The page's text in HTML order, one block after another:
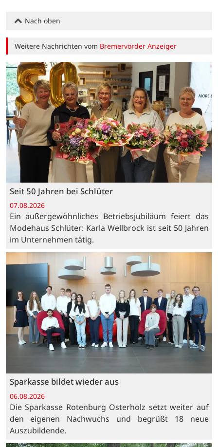
Nach oben
Weitere Nachrichten vom Bremervörder Anzeiger
Seit 50 Jahren bei Schlüter
07.08.2026
Ein außergewöhnliches Betriebsjubiläum feiert das
Modehaus Schlüter: Karla Wellbrock ist seit 50 Jahren
im Unternehmen tätig.
Sparkasse bildet wieder aus
06.08.2026
Die Sparkasse Rotenburg Osterholz setzt weiter auf
den eigenen Nachwuchs und begrüßt 18 neue
Auszubildende.